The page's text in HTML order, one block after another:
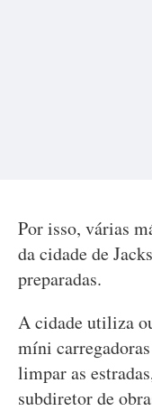
Por isso, várias
da cidade de
preparadas.
A cidade utiliza
míni carregadoras
limpar as
subdiretor de